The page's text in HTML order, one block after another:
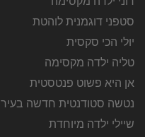
סטפני דוגמנית לוהטת
יולי הכי סקסית
טליה ילדה מקסימה
אן היא פשוט פנטסטית
נטשה סטודנטית חדשה בעיר
שיילי ילדה מיוחדת